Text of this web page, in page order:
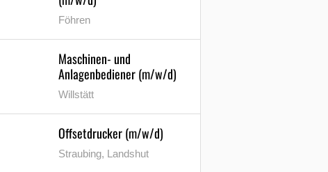
Föhren
Maschinen- und
Anlagenbediener (m/w/d)
Willstätt
Offsetdrucker (m/w/d)
Straubing, Landshut